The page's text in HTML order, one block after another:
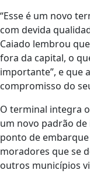
“Esse é um novo
com devida
Caiado lembrou
fora da capital, o
importante”, e que
compromisso do
O terminal integra
um novo padrão
ponto de
moradores que se
outros municípios